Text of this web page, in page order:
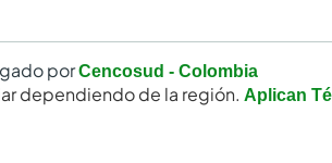
porCencosud - Colombia
dependiendo de la región. Aplican